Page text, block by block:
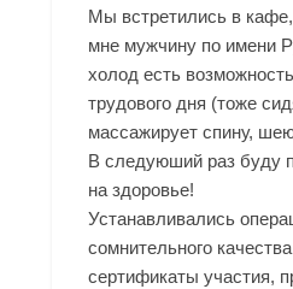
Мы встретились в
мне мужчину по имени
холод есть
трудового дня (тоже
массажирует спину,
В следуюший раз буду
на здоровье!
Устанавливались
сомнительного
сертификаты участия,